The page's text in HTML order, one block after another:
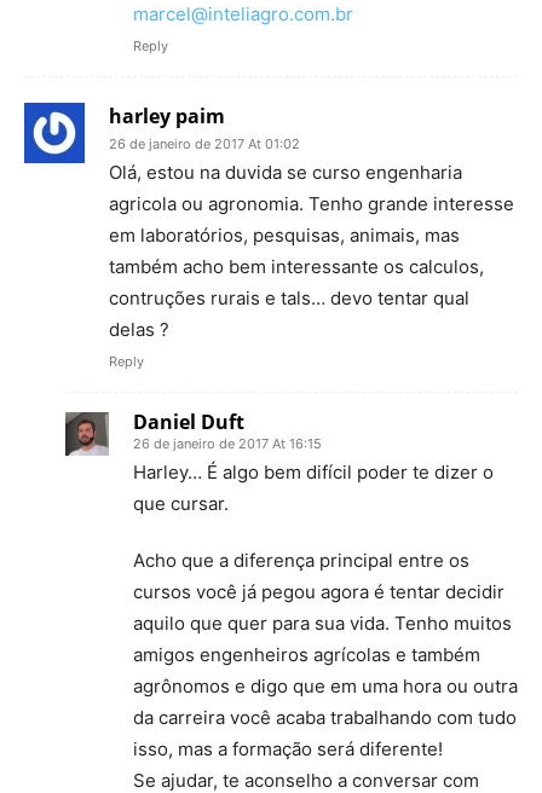
marcel@inteliagro.com.br
Reply
harley paim
26 de janeiro de 2017 At 01:02
Olá, estou na duvida se curso engenharia
agricola ou agronomia. Tenho grande interesse
em laboratórios, pesquisas, animais, mas
também acho bem interessante os calculos,
contruções rurais e tals… devo tentar qual
delas ?
Reply
Daniel Duft
26 de janeiro de 2017 At 16:15
Harley… É algo bem difícil poder te dizer o
que cursar.
Acho que a diferença principal entre os
cursos você já pegou agora é tentar decidir
aquilo que quer para sua vida. Tenho muitos
amigos engenheiros agrícolas e também
agrônomos e digo que em uma hora ou outra
da carreira você acaba trabalhando com tudo
isso, mas a formação será diferente!
Se ajudar, te aconselho a conversar com